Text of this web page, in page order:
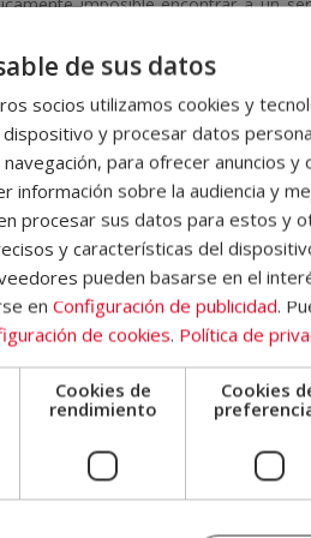
imposible encontrar a un
instrumentos, motivo por el
se remontan al Edimburgo de
Latina, Brasil fue el primer país
octubre
países, este día tan importante. De
de octubre y fue
organizado
violinista y director de
de sus datos
socios utilizamos cookies y
dispositivo y procesar datos
para ofrecer anuncios
información sobre la audiencia y
procesar sus datos para estos y
y características del
pueden basarse en el
en Configuración de publicidad.
de cookies. Política de
Cookies de
rendimiento
Cookies